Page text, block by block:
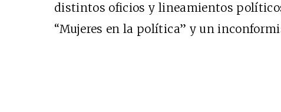
distintos oficios y lineamientos
“Mujeres en la política” y un